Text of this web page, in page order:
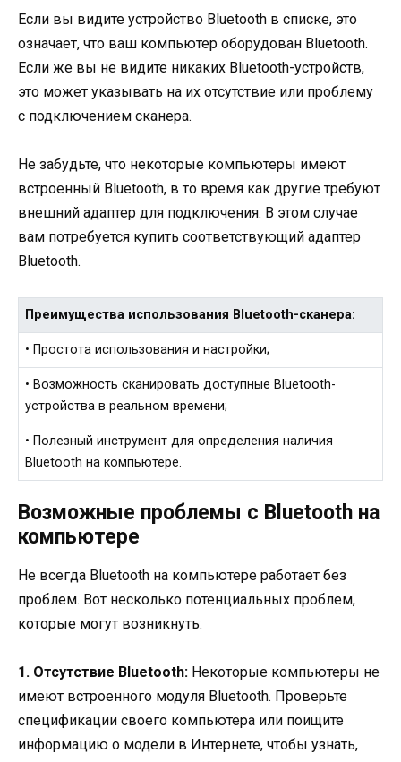
Если вы видите устройство Bluetooth в списке, это
означает, что ваш компьютер оборудован Bluetooth.
Если же вы не видите никаких Bluetooth-устройств,
это может указывать на их отсутствие или проблему
с подключением сканера.
Не забудьте, что некоторые компьютеры имеют
встроенный Bluetooth, в то время как другие требуют
внешний адаптер для подключения. В этом случае
вам потребуется купить соответствующий адаптер
Bluetooth.
Преимущества использования Bluetooth-сканера:
• Простота использования и настройки;
• Возможность сканировать доступные Bluetooth-
устройства в реальном времени;
• Полезный инструмент для определения наличия
Bluetooth на компьютере.
Возможные проблемы с Bluetooth на
компьютере
Не всегда Bluetooth на компьютере работает без
проблем. Вот несколько потенциальных проблем,
которые могут возникнуть:
1. Отсутствие Bluetooth: Некоторые компьютеры не
имеют встроенного модуля Bluetooth. Проверьте
спецификации своего компьютера или поищите
информацию о модели в Интернете, чтобы узнать,